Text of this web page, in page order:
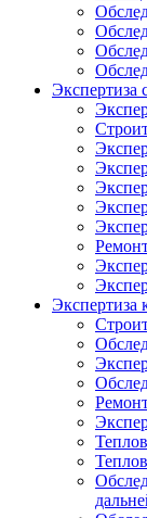
Экспертиза
Экспертиза